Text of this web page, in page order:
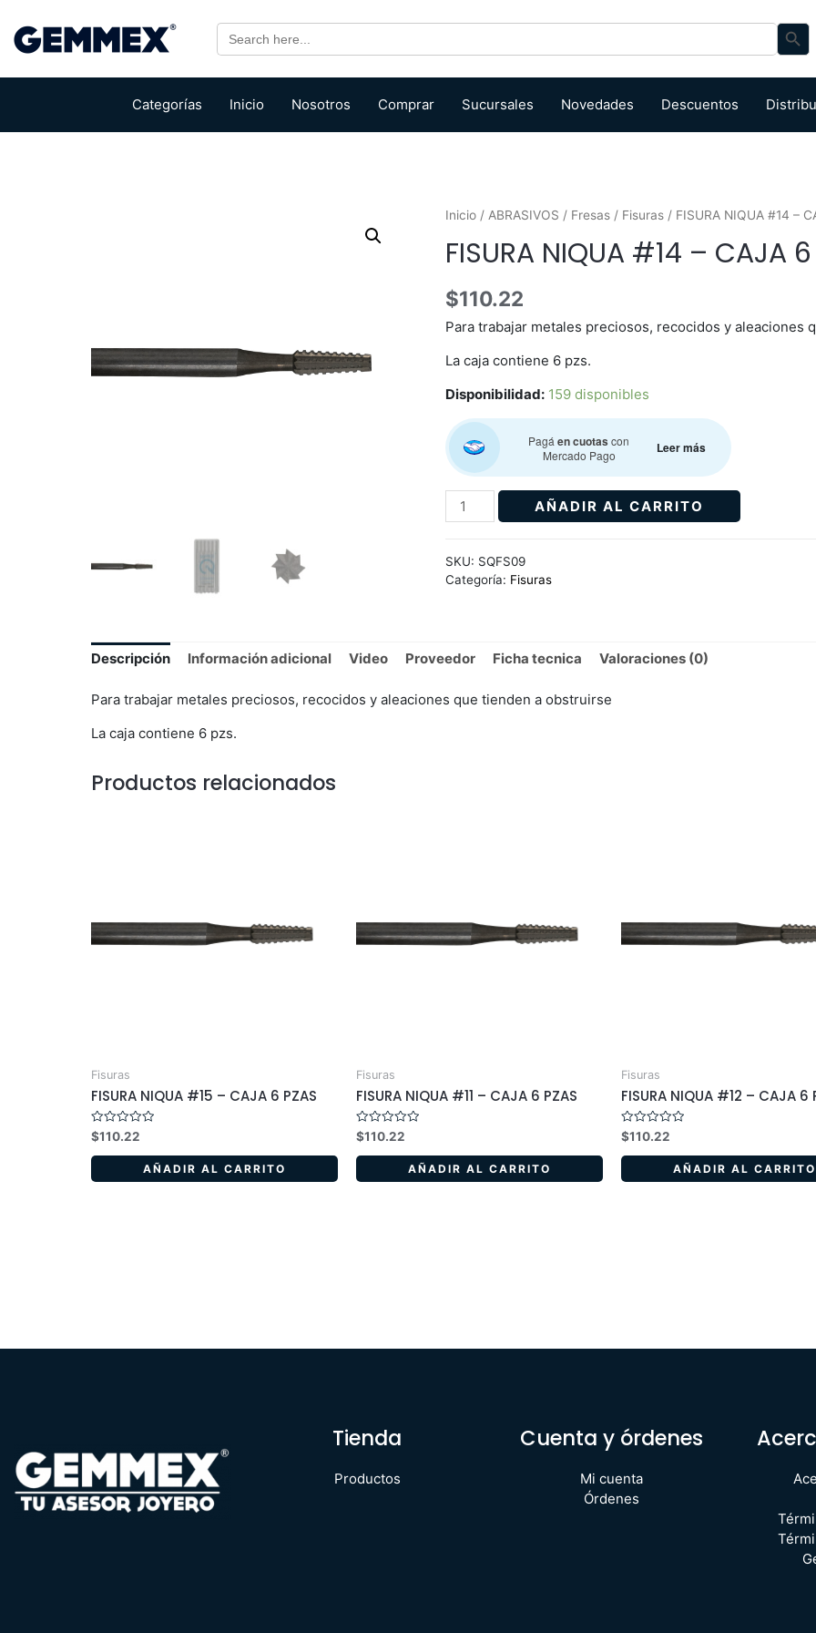
Search
for:
Search
Categorías Inicio Nosotros Comprar Sucursales Novedades Descuentos
Inicio/ ABRASIVOS / Fresas/ Fisuras/ FISURA NIQUA #14 –
FISURA NIQUA #14 – CAJA 6
$110.22
Para trabajar metales preciosos, recocidos y aleaciones
La caja contiene 6 pzs.
Disponibilidad: 159 disponibles
Pagá en cuotas con
Mercado Pago
Leer más
AÑADIR AL CARRITO
SKU: SQFS09
Categoría: Fisuras
Descripción Información adicional Video Proveedor Ficha tecnica Valoraciones (0)
Para trabajar metales preciosos, recocidos y aleaciones que tienden a obstruirse
La caja contiene 6 pzs.
Productos relacionados
Fisuras
FISURA NIQUA #15 – CAJA 6 PZAS
Valorado
en
0
5
$110.22
AÑADIR AL CARRITO
Fisuras
FISURA NIQUA #11 – CAJA 6 PZAS
Valorado
en
0
5
$110.22
AÑADIR AL CARRITO
Fisuras
FISURA NIQUA #12 – CAJA 6
Valorado
en
0
5
$110.22
AÑADIR AL CARRITO
Tienda
Productos
Cuenta y órdenes
Mi cuenta
Órdenes